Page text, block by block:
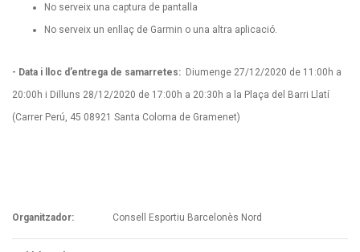
No serveix una captura de pantalla
No serveix un enllaç de Garmin o una altra aplicació.
- Data i lloc d’entrega de samarretes: Diumenge 27/12/2020 de 11:00h a
20:00h i Dilluns 28/12/2020 de 17:00h a 20:30h a la Plaça del Barri Llatí
(Carrer Perú, 45 08921 Santa Coloma de Gramenet)
Organitzador: Consell Esportiu Barcelonès Nord